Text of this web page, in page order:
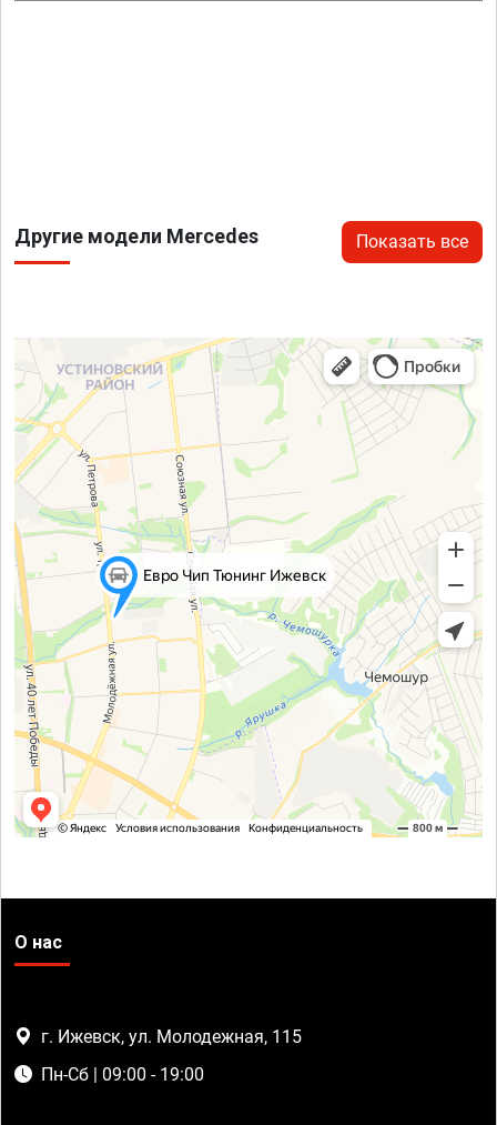
Другие модели Mercedes Показать все
О нас
г. Ижевск, ул. Молодежная, 115
Пн-Сб | 09:00 - 19:00